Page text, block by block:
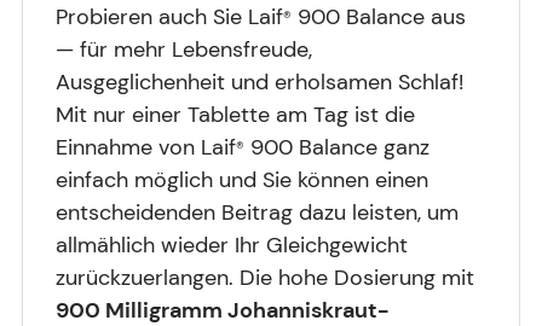
Probieren auch Sie Laif® 900 Balance aus
— für mehr Lebensfreude,
Ausgeglichenheit und erholsamen Schlaf!
Mit nur einer Tablette am Tag ist die
Einnahme von Laif® 900 Balance ganz
einfach möglich und Sie können einen
entscheidenden Beitrag dazu leisten, um
allmählich wieder Ihr Gleichgewicht
zurückzuerlangen. Die hohe Dosierung mit
900 Milligramm Johanniskraut-